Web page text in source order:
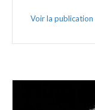
Voir la publication